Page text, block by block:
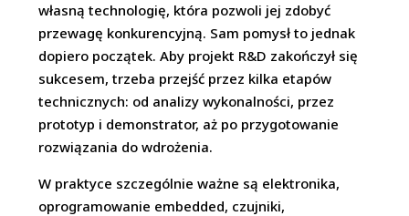
własną technologię, która pozwoli jej zdobyć
przewagę konkurencyjną. Sam pomysł to jednak
dopiero początek. Aby projekt R&D zakończył się
sukcesem, trzeba przejść przez kilka etapów
technicznych: od analizy wykonalności, przez
prototyp i demonstrator, aż po przygotowanie
rozwiązania do wdrożenia.
W praktyce szczególnie ważne są elektronika,
oprogramowanie embedded, czujniki,